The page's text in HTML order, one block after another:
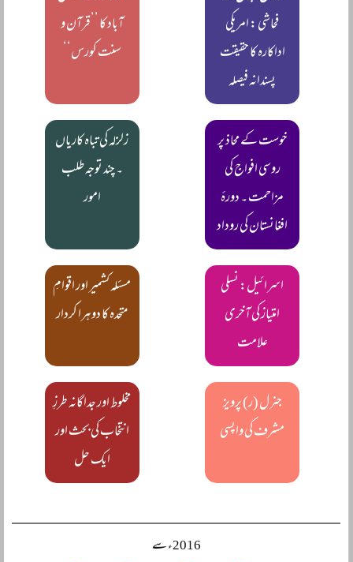
فحاشی : امریکی
اداکارہ کا حقیقت
پسندانہ فیصلہ
آباد کا ’’قرآن و
سنت کورس‘‘
خوست کے محاذ پر
روسی افواج کی
مزاحمت ۔ دورۂ
افغانستان کی روداد
زلزلہ کی تباہ کاریاں
۔ چند توجہ طلب
امور
اسرائیل: نسلی
امتیاز کی آخری
علامت
مسئلہ کشمیر اور اقوامِ
متحدہ کا دوہرا کردار
جنرل (ر) پرویز
مشرف کی واپسی
مخلوط اور جداگانہ طرزِ
انتخاب کی بحث اور
ایک حل
2016ء سے